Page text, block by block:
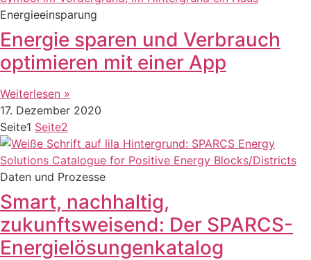
Energieeinsparung
Energie sparen und Verbrauch
optimieren mit einer App
Weiterlesen »
17. Dezember 2020
Seite1 Seite2
Daten und Prozesse
Smart, nachhaltig,
zukunftsweisend: Der SPARCS-
Energielösungenkatalog